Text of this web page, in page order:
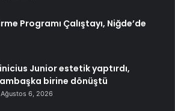
Programı Çalıştayı, Niğde’de
Junior estetik yaptırdı,
birine dönüştü
Ağustos 6, 2026